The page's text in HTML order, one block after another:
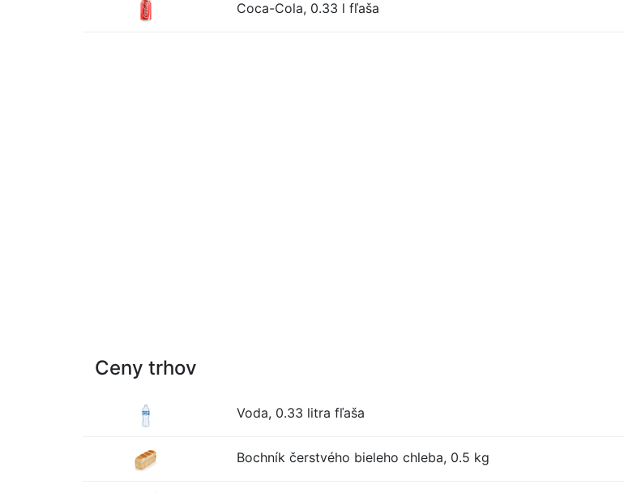
Coca-Cola, 0.33 l fľaša
Ceny trhov
Voda, 0.33 litra fľaša
Bochník čerstvého bieleho chleba, 0.5 kg